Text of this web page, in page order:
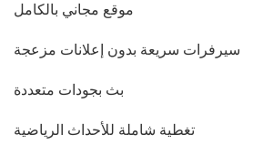
موقع مجاني بالكامل
سيرفرات سريعة بدون إعلانات مزعجة
بث بجودات متعددة
تغطية شاملة للأحداث الرياضية